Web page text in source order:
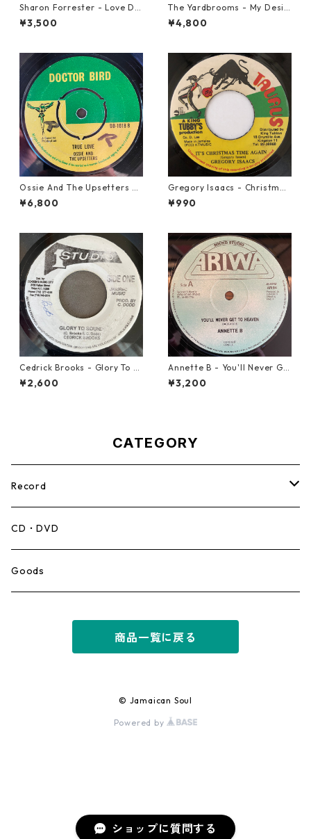
ショップに質問する
Sharon Forrester - Love Do
n't Live Here Anymore【12-
50068】
¥3,500
The Yardbrooms - My Desir
e【7-21922】
¥4,800
Ossie And The Upsetters -
True Love【7-22000】
¥6,800
Gregory Isaacs - Christmas
Time Once Again【7-2058
9】
¥990
Cedrick Brooks - Glory To S
ounds【7-21786】
¥2,600
Annette B - You'll Never Ge
t To Heaven【12-50058】
¥3,200
CATEGORY
Record
Mento,Calypso,Ballad
Ska
Early Dancehall
CD・DVD
Goods
商品一覧に戻る
© Jamaican Soul
Powered by